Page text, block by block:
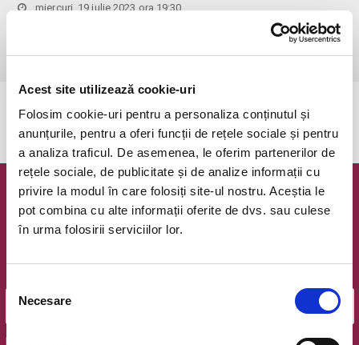
Acest site utilizează cookie-uri
Folosim cookie-uri pentru a personaliza conținutul și
anunțurile, pentru a oferi funcții de rețele sociale și pentru
a analiza traficul. De asemenea, le oferim partenerilor de
rețele sociale, de publicitate și de analize informații cu
privire la modul în care folosiți site-ul nostru. Aceștia le
pot combina cu alte informații oferite de dvs. sau culese
în urma folosirii serviciilor lor.
consimțământului
Necesare
miercuri, 19 iulie 2023 ora 19:30
Accesul copiilor cu varsta sub 7 ani este strict interzis!
Evenimentul a expirat.
Newsletter @ Bilete.ro
Oferte exclusive si o editie saptamanala cu cele mai noi